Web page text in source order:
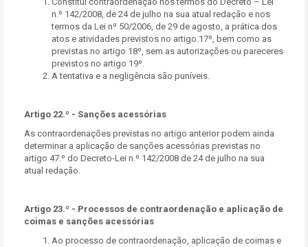
n.º 142/2008, de 24 de julho na sua atual redação e nos
termos da Lei nº 50/2006, de 29 de agosto, a prática dos
atos e atividades previstos no artigo 17º, bem como as
previstas no artigo 18º, sem as autorizações ou pareceres
previstos no artigo 19º.
A tentativa e a negligência são puníveis.
Artigo 22.º - Sanções acessórias
As contraordenações previstas no artigo anterior podem ainda
determinar a aplicação de sanções acessórias previstas no
artigo 47.º do Decreto-Lei n.º 142/2008 de 24 de julho na sua
atual redação.
Artigo 23.º - Processos de contraordenação e aplicação de
coimas e sanções acessórias
Ao processo de contraordenação, aplicação de coimas e